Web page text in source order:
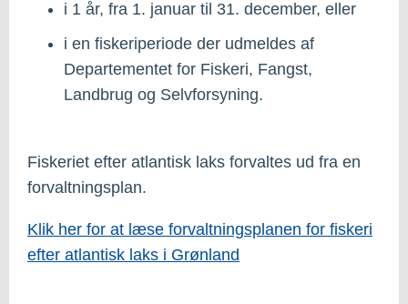
i 1 år, fra 1. januar til 31. december, eller
i en fiskeriperiode der udmeldes af
Departementet for Fiskeri, Fangst,
Landbrug og Selvforsyning.
Fiskeriet efter atlantisk laks forvaltes ud fra en
forvaltningsplan.
Klik her for at læse forvaltningsplanen for fiskeri
efter atlantisk laks i Grønland